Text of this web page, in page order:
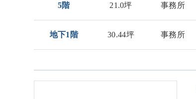
5階 21.0坪 事務所
地下1階 30.44坪 事務所